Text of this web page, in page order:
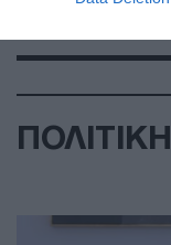
ΠΟΛΙΤΙΚΗ